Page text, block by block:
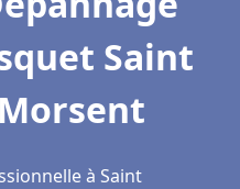
Saint
à Saint